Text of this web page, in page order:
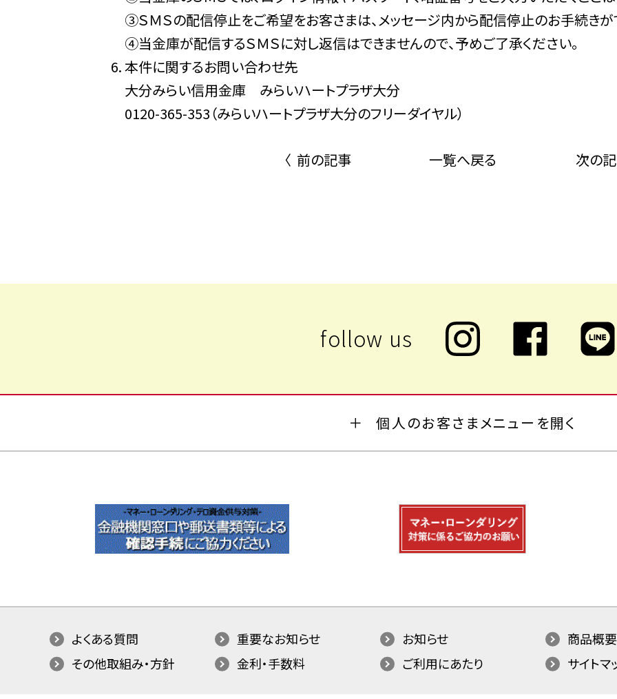
③ＳＭＳの配信停止をご希望をお客さまは、メッセージ内から配信停止のお手続きが
④当金庫が配信するＳＭＳに対し返信はできませんので、予めご了承ください。
本件に関するお問い合わせ先
大分みらい信用金庫 みらいハートプラザ大分
0120-365-353（みらいハートプラザ大分のフリーダイヤル）
〈 前の記事 一覧へ戻る 次の記
個人のお客さまメニューを開く
よくある質問 重要なお知らせ お知らせ
商品概
その他取組み・方針
金利・手数料 ご利用にあたり サイトマ